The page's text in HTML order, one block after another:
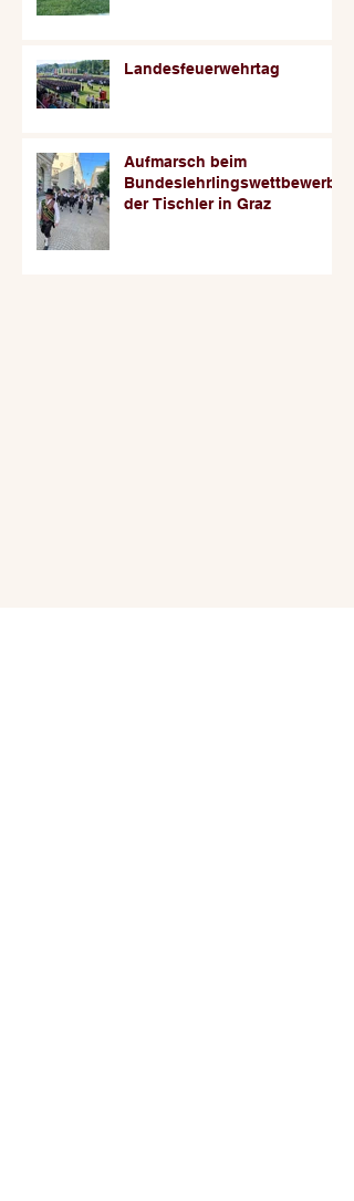
Landesfeuerwehrtag
Aufmarsch beim
Bundeslehrlingswettbewerb
der Tischler in Graz